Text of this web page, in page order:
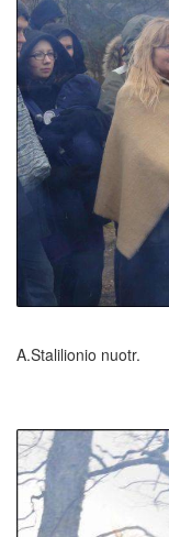
A.Stalilionio nuotr.